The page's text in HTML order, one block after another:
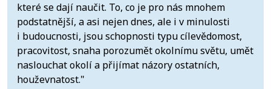
které se dají naučit. To, co je pro nás mnohem
podstatnější, a asi nejen dnes, ale i v minulosti
i budoucnosti, jsou schopnosti typu cílevědomost,
pracovitost, snaha porozumět okolnímu světu, umět
naslouchat okolí a přijímat názory ostatních,
houževnatost."